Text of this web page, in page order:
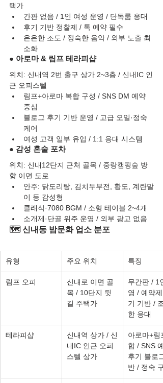
택가
간판 없음 / 1인 여성 운영 / 단독룸 응대
후기 기반 정찰제 / 톡 예약 필수
은은한 조도 / 정숙한 음악 / 외부 노출 최
소화
● 아로마 & 림프 테라피샵
위치: 신내역 2번 출구 상가 2~3층 / 신내IC 인
근 오피스텔
림프+아로마 복합 구성 / SNS DM 예약
중심
블로그 후기 기반 운영 / 고급 오일·정숙
케어
여성 고객 일부 유입 / 1:1 응대 시스템
● 감성 혼술 포차
위치: 신내12단지 근처 골목 / 중랑캠핑숲 방
향 이면 도로
안주: 닭도리탕, 김치두부전, 황도, 계란말
이 등 감성형
클래식·7080 BGM / 소형 테이블 2~4개
소개제·단골 위주 운영 / 외부 광고 없음
🗺️ 신내동 밤문화 업소 분포
유형 주요 위치 특징
림프 오피
신내로 이면 골
목 / 10단지 뒷
길 주택가
무간판 / 1
영 / 예약제
기 기반 / 조
한 응대
테라피샵
신내역 상가 / 신
내IC 인근 오피
스텔 상가
아로마+림
합 / SNS
후기 블로
반 / 정숙 구